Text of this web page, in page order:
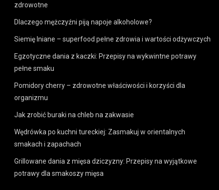
zdrowotne
Dlaczego mężczyźni piją napoje alkoholowe?
Siemię lniane – superfood pełne zdrowia i wartości odżywczych
Egzotyczne dania z kaczki: Przepisy na wykwintne potrawy
pełne smaku
Pomidory cherry – zdrowotne właściwości i korzyści dla
organizmu
Jak zrobić buraki na chleb na zakwasie
Wędrówka po kuchni tureckiej: Zasmakuj w orientalnych
smakach i zapachach
Grillowane dania z mięsa dziczyzny: Przepisy na wyjątkowe
potrawy dla smakoszy mięsa